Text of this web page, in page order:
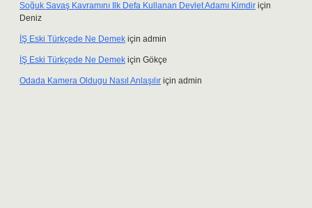
Soğuk Savaş Kavramını Ilk Defa Kullanan Devlet Adamı Kimdir için
Deniz
İŞ Eski Türkçede Ne Demek için admin
İŞ Eski Türkçede Ne Demek için Gökçe
Odada Kamera Oldugu Nasıl Anlaşılır için admin